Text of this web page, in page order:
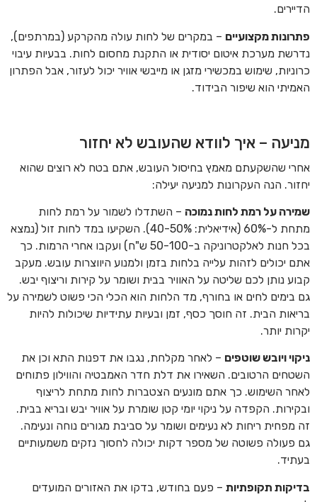
הדיירים.
פתרונות מקצועיים – במקרים של לחות עולה מהקרקע (במרתפים),
נדרשת מערכת איטום יסודית או התקנת מחסום לחות. בבעיות עיבוי
כרוניות, שימוש במכשירי מזגן או מייבשי אוויר יכול לעזור, אבל הפתרון
האמיתי הוא שיפור הבידוד.
מניעה – איך לוודא שהעובש לא יחזור
אחרי שהשקעתם מאמץ בחיסול העובש, אתם בטח לא רוצים שהוא
יחזור. הנה העקרונות למניעה יעילה:
שמירה על רמת לחות נמוכה – השתדלו לשמור על רמת לחות
מתחת ל-60% (אידיאלית: 40-50%). השקיעו במד לחות זול (נמצא
בכל חנות לאלקטרוניקה ב-50-100 ש"ח) ועקבו אחרי הרמות. כך
אתם יכולים לזהות עלייה בלחות בזמן ולמנוע היווצרות עובש. מעקב
קבוע נותן לכם שליטה על האוויר בבית ושומר על קירות וריצוף יבש.
גם בימים לחים או בחורף, מד הלחות הוא הכלי הכי פשוט לשמירה על
בריאות הבית. זה חוסך כסף, זמן ובעיות עתידיות שיכולות להיות
יקרות יותר.
ניקוי ויובש שוטפים – לאחר מקלחת, נגבו את דפנות התא וכן את
השטחים הרטובים. השאירו את דלת חדר האמבטיה והווילון פתוחים
לאחר השימוש. כך אתם מונעים הצטברות לחות מתחת לריצוף
ובקירות. הקפדה על ניקוי יומי קטן שומרת על אוויר יבש ובריא בבית.
זה מפחית ריחות לא נעימים ושומר על סביבת מגורים נוחה ונעימה.
גם פעולה פשוטה של מספר דקות יכולה לחסוך נזקים משמעותיים
בעתיד.
בדיקות תקופתיות – פעם בחודש, בדקו את האזורים המועדים